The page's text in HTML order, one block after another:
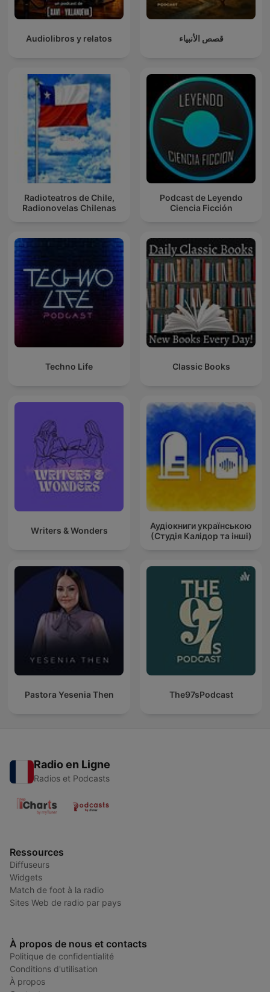
Audiolibros y relatos قصص الأنبياء
Radioteatros de Chile,
Radionovelas Chilenas
Podcast de Leyendo
Ciencia Ficción
Techno Life Classic Books
Writers & Wonders
Аудіокниги українською
(Студія Калідор та інші)
Pastora Yesenia Then The97sPodcast
Radio en Ligne
Radios et Podcasts
Ressources
Diffuseurs
Widgets
Match de foot à la radio
Sites Web de radio par pays
À propos de nous et contacts
Politique de confidentialité
Conditions d'utilisation
À propos